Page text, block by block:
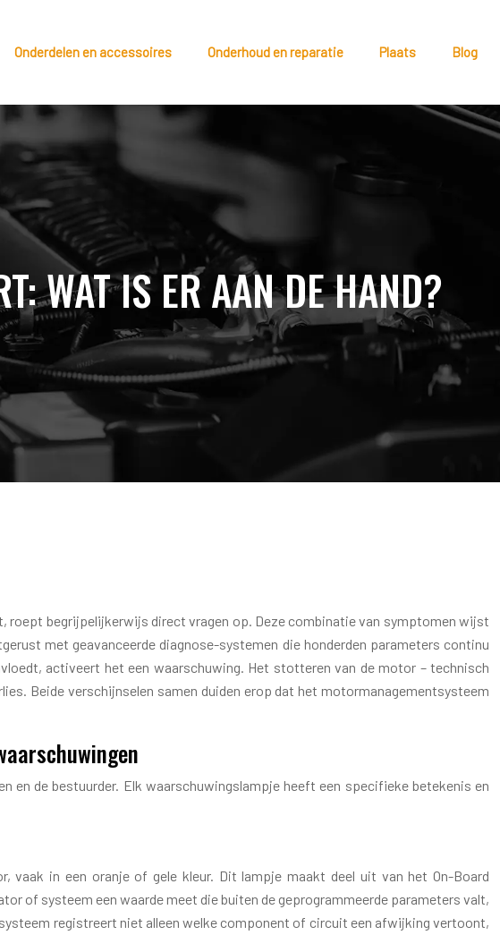
Onderdelen en accessoires Onderhoud en reparatie Plaats Blog
WAT IS ER AAN DE HAND?
begrijpelijkerwijs direct vragen op. Deze combinatie van symptomen wijst
met geavanceerde diagnose-systemen die honderden parameters continu
activeert het een waarschuwing. Het stotteren van de motor – technisch
Beide verschijnselen samen duiden erop dat het motormanagementsysteem
en de bestuurder. Elk waarschuwingslampje heeft een specifieke betekenis en
vaak in een oranje of gele kleur. Dit lampje maakt deel uit van het On-Board
of systeem een waarde meet die buiten de geprogrammeerde parameters valt,
registreert niet alleen welke component of circuit een afwijking vertoont,